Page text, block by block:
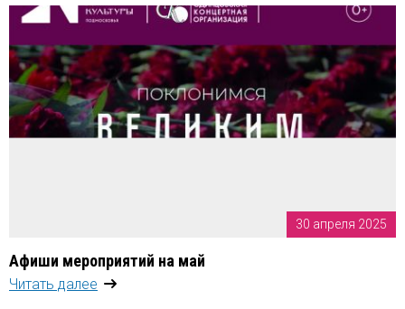
30 апреля 2025
Афиши мероприятий на май
Читать далее